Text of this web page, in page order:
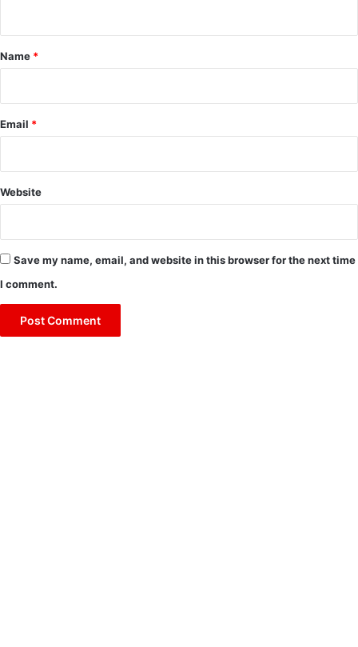
*
Name *
Email *
Website
Save my name, email, and website in this browser for the next time
I comment.